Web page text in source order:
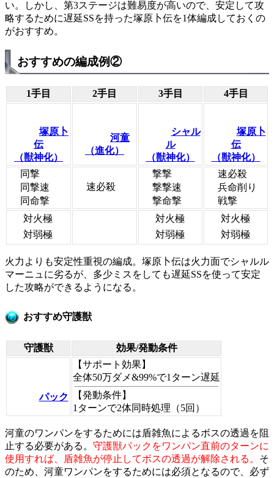
い。しかし、第3ステージは難易度が高いので、安定して攻
略するために遅延SSを持った塚原卜伝を1体編成しておくの
がおすすめ。
おすすめの編成例②
1手目 2手目 3手目 4手目
塚原卜
伝
（獣神化）
河童
（進化）
シャル
ル
（獣神化）
塚原卜
伝
（獣神化）
同撃
同撃速
同命撃
速必殺
撃撃
撃撃速
撃命撃
速必殺
兵命削り
戦撃
対火極
対弱極
対火極
対弱極
対火極
対弱極
火力よりも安定性重視の編成。塚原卜伝は火力面でシャルル
マーニュに劣るが、多少ミスをしても遅延SSを使って安定
した攻略ができるようになる。
おすすめ守護獣
守護獣 効果/発動条件
パック
【サポート効果】
全体50万ダメ&99%で1ターン遅延
【発動条件】
1ターンで2体同時処理（5回）
河童のワンパンをするためには盾雑魚によるボスの透過を阻
止する必要がある。 守護獣パックをワンパン直前のターンに
使用すれば、盾雑魚が停止してボスの透過が解除される。 そ
のため、河童ワンパンをするためには必須となるので、必ず